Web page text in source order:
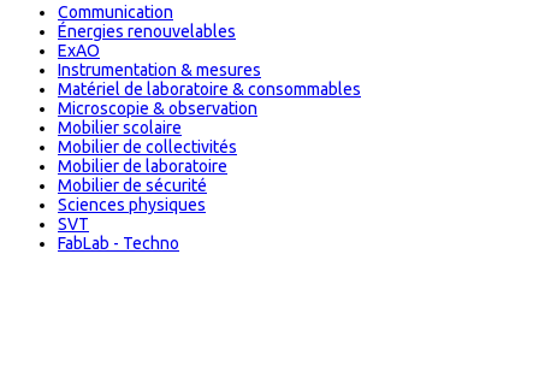
Communication
Énergies renouvelables
ExAO
Instrumentation & mesures
Matériel de laboratoire & consommables
Microscopie & observation
Mobilier scolaire
Mobilier de collectivités
Mobilier de laboratoire
Mobilier de sécurité
Sciences physiques
SVT
FabLab - Techno